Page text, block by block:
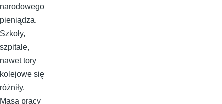
narodowego
pieniądza.
Szkoły,
szpitale,
nawet tory
kolejowe się
różniły.
Masa pracy